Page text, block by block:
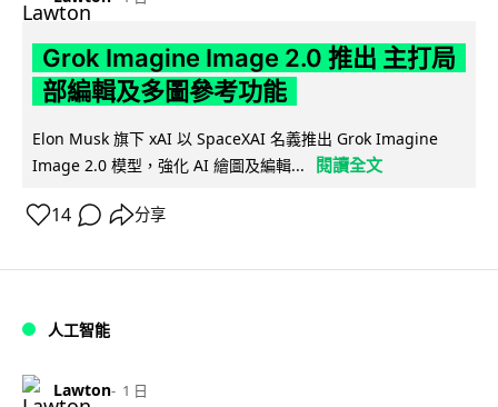
Grok Imagine Image 2.0 推出 主打局
部編輯及多圖參考功能
Elon Musk 旗下 xAI 以 SpaceXAI 名義推出 Grok Imagine
Image 2.0 模型，強化 AI 繪圖及編輯...
閱讀全文
14 分享
人工智能
Lawton 1 日